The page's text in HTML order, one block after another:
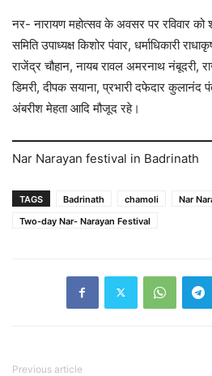
नर- नारायण महोत्सव के अवसर पर रविवार को
समिति उपाध्यक्ष किशोर पंवार, धर्माधिकारी
राजेंद्र चौहान, नायब रावल अमरनाथ नंबूदरी,
डिमरी, दीपक सयाना, प्रभारी दफेदार कुलानंद
अंबरीश मेहता आदि मौजूद रहे।
Nar Narayan festival in Badrinath
TAGS Badrinath chamoli
Nar
Two-day Nar- Narayan Festival
Previous article